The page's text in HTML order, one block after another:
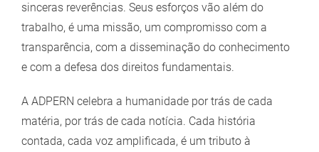
sinceras reverências. Seus esforços vão além do
trabalho, é uma missão, um compromisso com a
transparência, com a disseminação do conhecimento
e com a defesa dos direitos fundamentais.
A ADPERN celebra a humanidade por trás de cada
matéria, por trás de cada notícia. Cada história
contada, cada voz amplificada, é um tributo à